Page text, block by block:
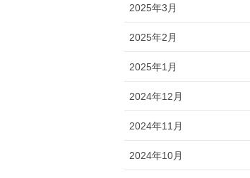
2025年3月
2025年2月
2025年1月
2024年12月
2024年11月
2024年10月